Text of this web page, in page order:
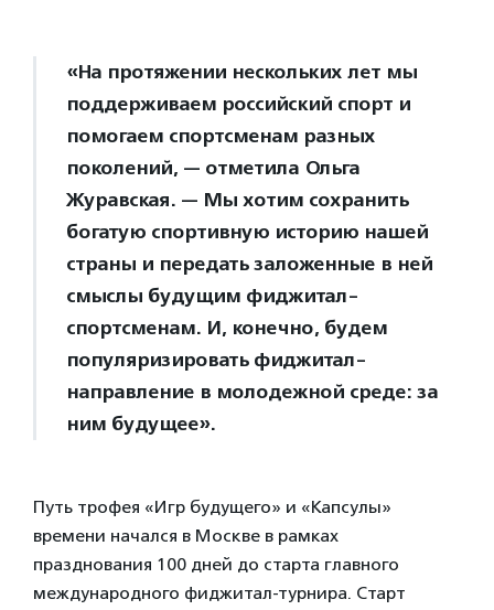
«На протяжении нескольких лет мы
поддерживаем российский спорт и
помогаем спортсменам разных
поколений, — отметила Ольга
Журавская. — Мы хотим сохранить
богатую спортивную историю нашей
страны и передать заложенные в ней
смыслы будущим фиджитал-
спортсменам. И, конечно, будем
популяризировать фиджитал-
направление в молодежной среде: за
ним будущее».
Путь трофея «Игр будущего» и «Капсулы»
времени начался в Москве в рамках
празднования 100 дней до старта главного
международного фиджитал-турнира. Старт